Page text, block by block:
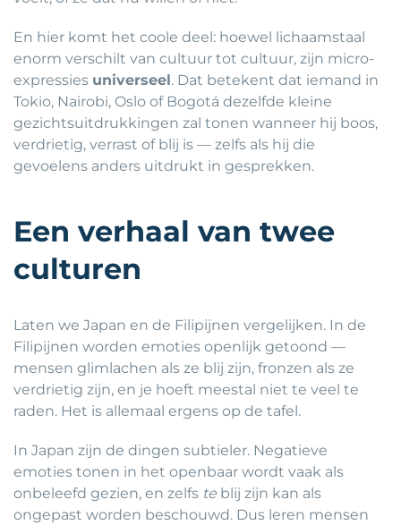
En hier komt het coole deel: hoewel lichaamstaal
enorm verschilt van cultuur tot cultuur, zijn micro-
expressies universeel . Dat betekent dat iemand in
Tokio, Nairobi, Oslo of Bogotá dezelfde kleine
gezichtsuitdrukkingen zal tonen wanneer hij boos,
verdrietig, verrast of blij is — zelfs als hij die
gevoelens anders uitdrukt in gesprekken.
Een verhaal van twee
culturen
Laten we Japan en de Filipijnen vergelijken. In de
Filipijnen worden emoties openlijk getoond —
mensen glimlachen als ze blij zijn, fronzen als ze
verdrietig zijn, en je hoeft meestal niet te veel te
raden. Het is allemaal ergens op de tafel.
In Japan zijn de dingen subtieler. Negatieve
emoties tonen in het openbaar wordt vaak als
onbeleefd gezien, en zelfs te blij zijn kan als
ongepast worden beschouwd. Dus leren mensen